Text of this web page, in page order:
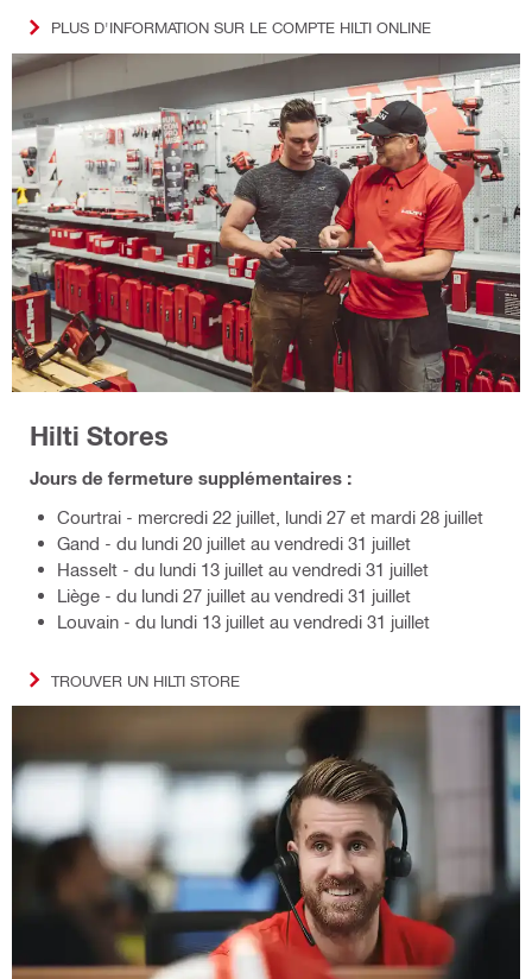
PLUS D'INFORMATION SUR LE COMPTE HILTI ONLINE
Hilti Stores
Jours de fermeture supplémentaires :
Courtrai - mercredi 22 juillet, lundi 27 et mardi 28 juillet
Gand - du lundi 20 juillet au vendredi 31 juillet
Hasselt - du lundi 13 juillet au vendredi 31 juillet
Liège - du lundi 27 juillet au vendredi 31 juillet
Louvain - du lundi 13 juillet au vendredi 31 juillet
TROUVER UN HILTI STORE